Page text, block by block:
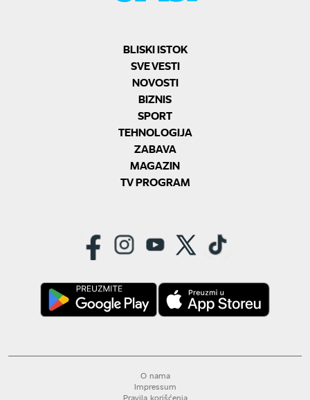
BLISKI ISTOK
SVE VESTI
NOVOSTI
BIZNIS
SPORT
TEHNOLOGIJA
ZABAVA
MAGAZIN
TV PROGRAM
O nama
Impressum
Pravila korišćenja